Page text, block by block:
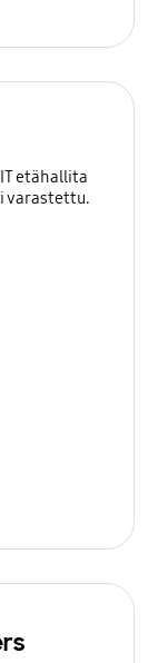
etähallita
varastettu.